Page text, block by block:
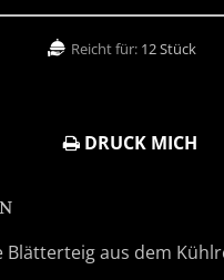
Reicht für: 12 Stück
DRUCK MICH
Blätterteig aus dem